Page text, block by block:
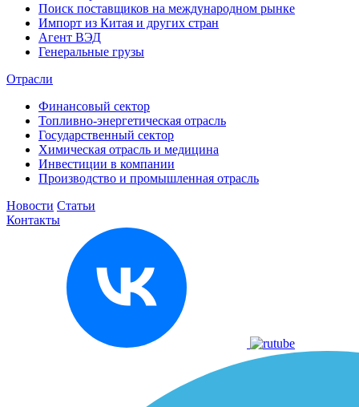
Поиск поставщиков на международном рынке
Импорт из Китая и других стран
Агент ВЭД
Генеральные грузы
Отрасли
Финансовый сектор
Топливно-энергетическая отрасль
Государственный сектор
Химическая отрасль и медицина
Инвестиции в компании
Производство и промышленная отрасль
Новости Статьи
Контакты